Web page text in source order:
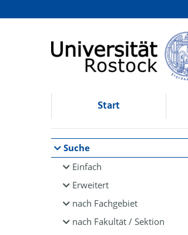
Browsen
direkt zum Inhalt
Start
Suche
Einfach
Erweitert
nach Fachgebiet
nach Fakultät / Sektion